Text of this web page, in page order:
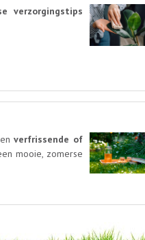
verzorgingstips
verfrissende of
mooie, zomerse